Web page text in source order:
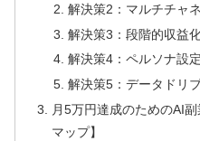
解決策2：マルチチャ
解決策3：段階的収益
解決策4：ペルソナ設
解決策5：データドリ
月5万円達成のためのAI
マップ】